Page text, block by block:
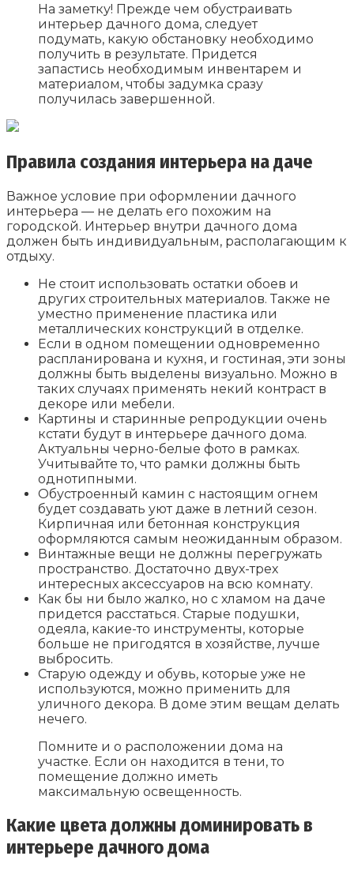
На заметку! Прежде чем обустраивать
интерьер дачного дома, следует
подумать, какую обстановку необходимо
получить в результате. Придется
запастись необходимым инвентарем и
материалом, чтобы задумка сразу
получилась завершенной.
Правила создания интерьера на даче
Важное условие при оформлении дачного
интерьера — не делать его похожим на
городской. Интерьер внутри дачного дома
должен быть индивидуальным, располагающим к
отдыху.
Не стоит использовать остатки обоев и
других строительных материалов. Также не
уместно применение пластика или
металлических конструкций в отделке.
Если в одном помещении одновременно
распланирована и кухня, и гостиная, эти зоны
должны быть выделены визуально. Можно в
таких случаях применять некий контраст в
декоре или мебели.
Картины и старинные репродукции очень
кстати будут в интерьере дачного дома.
Актуальны черно-белые фото в рамках.
Учитывайте то, что рамки должны быть
однотипными.
Обустроенный камин с настоящим огнем
будет создавать уют даже в летний сезон.
Кирпичная или бетонная конструкция
оформляются самым неожиданным образом.
Винтажные вещи не должны перегружать
пространство. Достаточно двух-трех
интересных аксессуаров на всю комнату.
Как бы ни было жалко, но с хламом на даче
придется расстаться. Старые подушки,
одеяла, какие-то инструменты, которые
больше не пригодятся в хозяйстве, лучше
выбросить.
Старую одежду и обувь, которые уже не
используются, можно применить для
уличного декора. В доме этим вещам делать
нечего.
Помните и о расположении дома на
участке. Если он находится в тени, то
помещение должно иметь
максимальную освещенность.
Какие цвета должны доминировать в
интерьере дачного дома